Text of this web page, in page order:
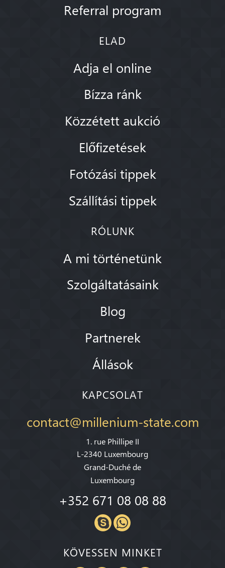
Referral program
ELAD
Adja el online
Bízza ránk
Közzétett aukció
Előfizetések
Fotózási tippek
Szállítási tippek
RÓLUNK
A mi történetünk
Szolgáltatásaink
Blog
Partnerek
Állások
KAPCSOLAT
contact@millenium-state.com
1. rue Phillipe II
L-2340 Luxembourg
Grand-Duché de
Luxembourg
+352 671 08 08 88
KÖVESSEN MINKET